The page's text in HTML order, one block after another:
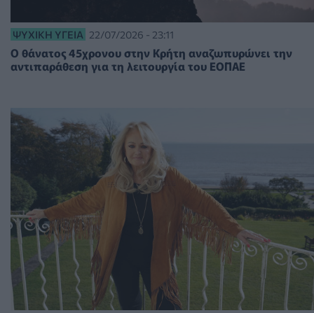
ΨΥΧΙΚΉ ΥΓΕΊΑ 22/07/2026 - 23:11
Ο θάνατος 45χρονου στην Κρήτη αναζωπυρώνει την
αντιπαράθεση για τη λειτουργία του ΕΟΠΑΕ